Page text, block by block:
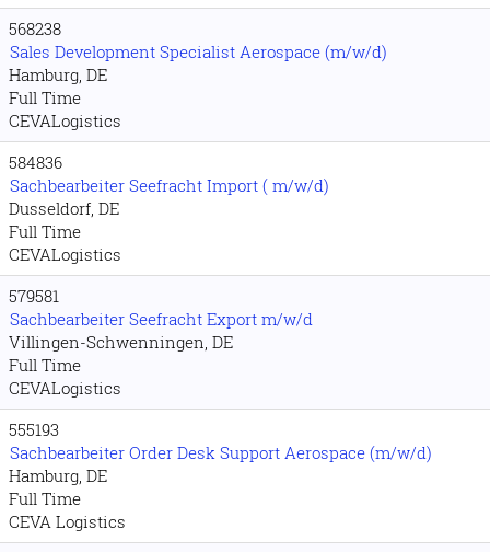
568238
Sales Development Specialist Aerospace (m/w/d)
Hamburg, DE
Full Time
CEVALogistics
584836
Sachbearbeiter Seefracht Import ( m/w/d)
Dusseldorf, DE
Full Time
CEVALogistics
579581
Sachbearbeiter Seefracht Export m/w/d
Villingen-Schwenningen, DE
Full Time
CEVALogistics
555193
Sachbearbeiter Order Desk Support Aerospace (m/w/d)
Hamburg, DE
Full Time
CEVA Logistics